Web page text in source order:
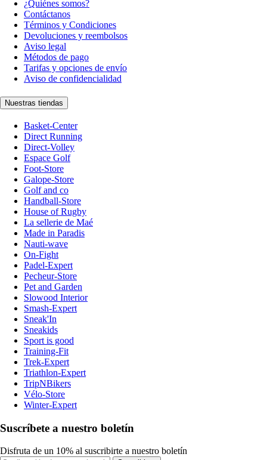
¿Quiénes somos?
Contáctanos
Términos y Condiciones
Devoluciones y reembolsos
Aviso legal
Métodos de pago
Tarifas y opciones de envío
Aviso de confidencialidad
Nuestras tiendas
Basket-Center
Direct Running
Direct-Volley
Espace Golf
Foot-Store
Galope-Store
Golf and co
Handball-Store
House of Rugby
La sellerie de Maé
Made in Paradis
Nauti-wave
On-Fight
Padel-Expert
Pecheur-Store
Pet and Garden
Slowood Interior
Smash-Expert
Sneak'In
Sneakids
Sport is good
Training-Fit
Trek-Expert
Triathlon-Expert
TripNBikers
Vélo-Store
Winter-Expert
Suscríbete a nuestro boletín
Disfruta de un 10% al suscribirte a nuestro boletín